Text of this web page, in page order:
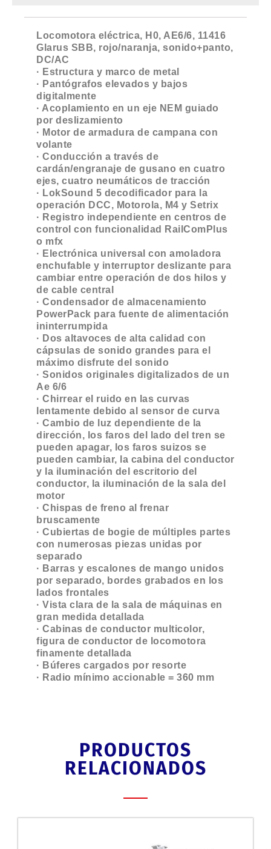
Locomotora eléctrica, H0, AE6/6, 11416
Glarus SBB, rojo/naranja, sonido+panto,
DC/AC
· Estructura y marco de metal
· Pantógrafos elevados y bajos
digitalmente
· Acoplamiento en un eje NEM guiado
por deslizamiento
· Motor de armadura de campana con
volante
· Conducción a través de
cardán/engranaje de gusano en cuatro
ejes, cuatro neumáticos de tracción
· LokSound 5 decodificador para la
operación DCC, Motorola, M4 y Setrix
· Registro independiente en centros de
control con funcionalidad RailComPlus
o mfx
· Electrónica universal con amoladora
enchufable y interruptor deslizante para
cambiar entre operación de dos hilos y
de cable central
· Condensador de almacenamiento
PowerPack para fuente de alimentación
ininterrumpida
· Dos altavoces de alta calidad con
cápsulas de sonido grandes para el
máximo disfrute del sonido
· Sonidos originales digitalizados de un
Ae 6/6
· Chirrear el ruido en las curvas
lentamente debido al sensor de curva
· Cambio de luz dependiente de la
dirección, los faros del lado del tren se
pueden apagar, los faros suizos se
pueden cambiar, la cabina del conductor
y la iluminación del escritorio del
conductor, la iluminación de la sala del
motor
· Chispas de freno al frenar
bruscamente
· Cubiertas de bogie de múltiples partes
con numerosas piezas unidas por
separado
· Barras y escalones de mango unidos
por separado, bordes grabados en los
lados frontales
· Vista clara de la sala de máquinas en
gran medida detallada
· Cabinas de conductor multicolor,
figura de conductor de locomotora
finamente detallada
· Búferes cargados por resorte
· Radio mínimo accionable = 360 mm
PRODUCTOS
RELACIONADOS